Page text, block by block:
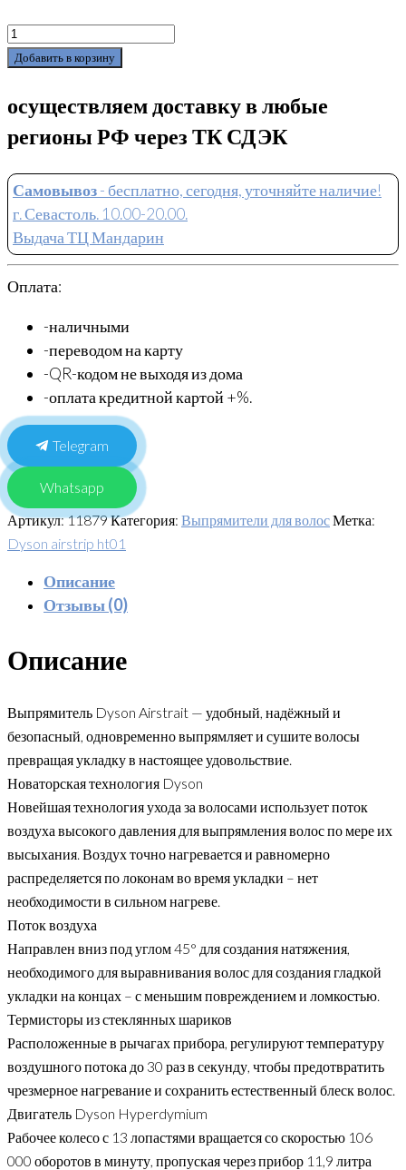
Добавить в корзину
осуществляем доставку в любые
регионы РФ через ТК СДЭК
Самовывоз- бесплатно, сегодня, уточняйте наличие!
г. Севастоль. 10.00-20.00.
Выдача ТЦ Мандарин
Оплата:
-наличными
-переводом на карту
-QR-кодом не выходя из дома
-оплата кредитной картой +%.
Telegram
Whatsapp
Артикул:11879Категория: Выпрямители для волосМетка:
Dyson airstrip ht01
Описание
Отзывы (0)
Описание
Выпрямитель Dyson Airstrait — удобный, надёжный и
безопасный, одновременно выпрямляет и сушите волосы
превращая укладку в настоящее удовольствие.
Новаторская технология Dyson
Новейшая технология ухода за волосами использует поток
воздуха высокого давления для выпрямления волос по мере их
высыхания. Воздух точно нагревается и равномерно
распределяется по локонам во время укладки – нет
необходимости в сильном нагреве.
Поток воздуха
Направлен вниз под углом 45° для создания натяжения,
необходимого для выравнивания волос для создания гладкой
укладки на концах – с меньшим повреждением и ломкостью.
Термисторы из стеклянных шариков
Расположенные в рычагах прибора, регулируют температуру
воздушного потока до 30 раз в секунду, чтобы предотвратить
чрезмерное нагревание и сохранить естественный блеск волос.
Двигатель Dyson Hyperdymium
Рабочее колесо с 13 лопастями вращается со скоростью 106
000 оборотов в минуту, пропуская через прибор 11,9 литра